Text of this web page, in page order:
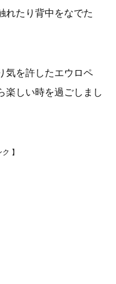
れたり背中をなでた
気を許したエウロペ
楽しい時を過ごしまし